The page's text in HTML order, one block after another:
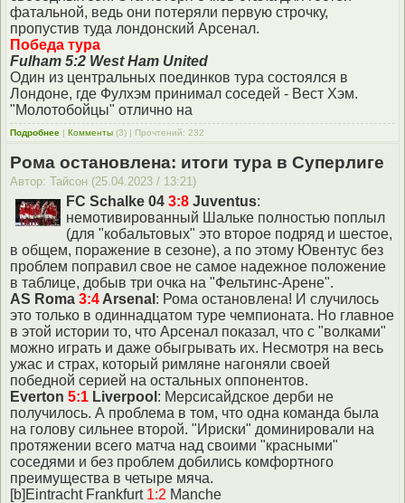
фатальной, ведь они потеряли первую строчку,
пропустив туда лондонский Арсенал.
Победа тура
Fulham 5:2 West Ham United
Один из центральных поединков тура состоялся в
Лондоне, где Фулхэм принимал соседей - Вест Хэм.
"Молотобойцы" отлично на
Подробнее | Комменты (3) | Прочтений: 232
Рома остановлена: итоги тура в Суперлиге
Автор: Тайсон (25.04.2023 / 13:21)
FC Schalke 04 3:8 Juventus:
немотивированный Шальке полностью поплыл
(для "кобальтовых" это второе подряд и шестое,
в общем, поражение в сезоне), а по этому Ювентус без
проблем поправил свое не самое надежное положение
в таблице, добыв три очка на "Фельтинс-Арене".
AS Roma 3:4 Arsenal : Рома остановлена! И случилось
это только в одиннадцатом туре чемпионата. Но главное
в этой истории то, что Арсенал показал, что с "волками"
можно играть и даже обыгрывать их. Несмотря на весь
ужас и страх, который римляне нагоняли своей
победной серией на остальных оппонентов.
Everton 5:1 Liverpool : Мерсисайдское дерби не
получилось. А проблема в том, что одна команда была
на голову сильнее второй. "Ириски" доминировали на
протяжении всего матча над своими "красными"
соседями и без проблем добились комфортного
преимущества в четыре мяча.
[b]Eintracht Frankfurt 1:2 Manche